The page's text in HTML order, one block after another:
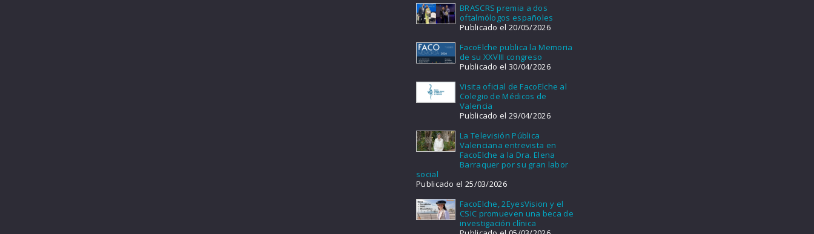
BRASCRS premia a dos
oftalmólogos españoles
Publicado el 20/05/2026
FacoElche publica la Memoria
de su XXVIII congreso
Publicado el 30/04/2026
Visita oficial de FacoElche al
Colegio de Médicos de
Valencia
Publicado el 29/04/2026
La Televisión Pública
Valenciana entrevista en
FacoElche a la Dra. Elena
Barraquer por su gran labor
social
Publicado el 25/03/2026
FacoElche, 2EyesVision y el
CSIC promueven una beca de
investigación clínica